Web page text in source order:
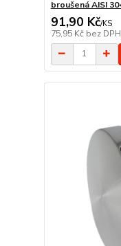
broušená AISI
91,90 Kč/KS
75,95 Kč bez DPH